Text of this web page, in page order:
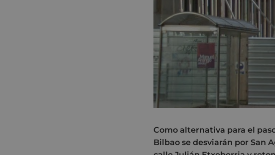
Como alternativa para el
Bilbao se desviarán por San